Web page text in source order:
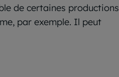
de certaines productions
par exemple. Il peut